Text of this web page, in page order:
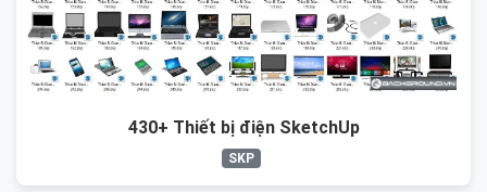
430+ Thiết bị điện SketchUp
SKP